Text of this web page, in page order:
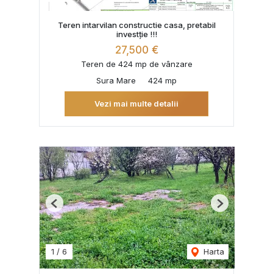
Teren intarvilan constructie casa, pretabil
investție !!!
27,500 €
Teren de 424 mp de vânzare
Sura Mare
424 mp
Vezi mai multe detalii
1 / 6 Harta
Previous Next